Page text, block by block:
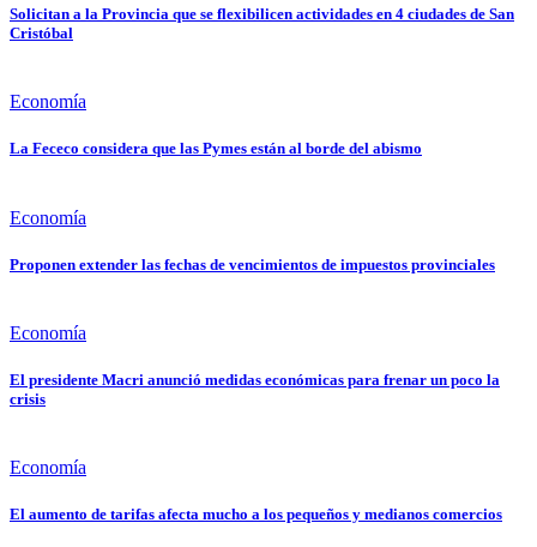
Solicitan a la Provincia que se flexibilicen actividades en 4 ciudades de San
Cristóbal
Economía
La Fececo considera que las Pymes están al borde del abismo
Economía
Proponen extender las fechas de vencimientos de impuestos provinciales
Economía
El presidente Macri anunció medidas económicas para frenar un poco la
crisis
Economía
El aumento de tarifas afecta mucho a los pequeños y medianos comercios